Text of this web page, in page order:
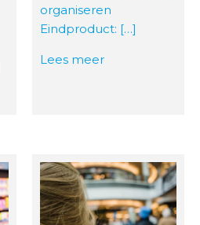
organiseren
Eindproduct: […]
Lees meer